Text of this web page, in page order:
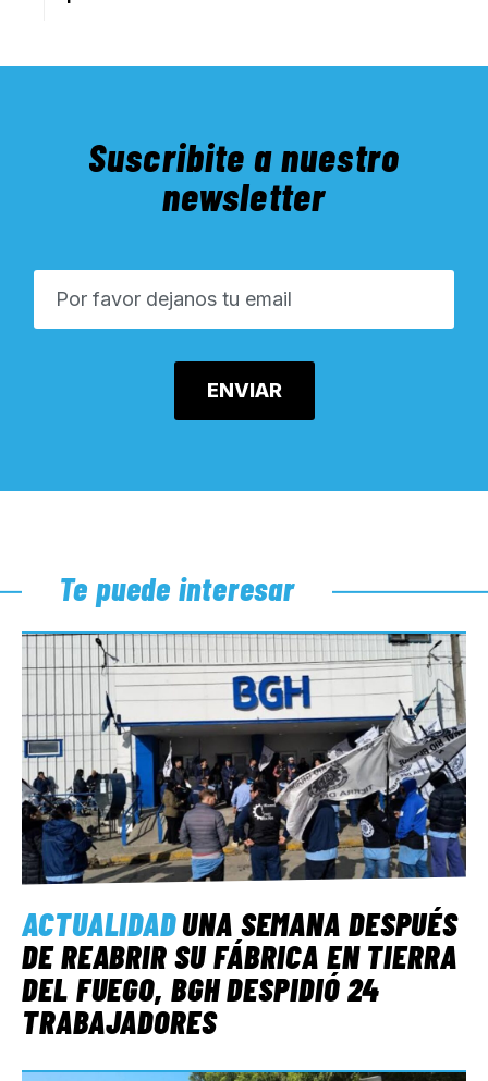
Suscribite a nuestro
newsletter
Te puede interesar
ACTUALIDADUNA SEMANA DESPUÉS
DE REABRIR SU FÁBRICA EN TIERRA
DEL FUEGO, BGH DESPIDIÓ 24
TRABAJADORES